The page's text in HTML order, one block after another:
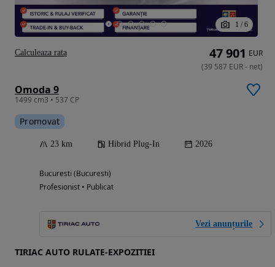
1 / 6
Omoda 9
1499 cm3 • 537 CP
Promovat
23 km Hibrid Plug-In 2026
Bucuresti (Bucuresti)
Profesionist • Publicat
Vezi anunțurile
TIRIAC AUTO RULATE-EXPOZITIEI
47 901 EUR
(39 587 EUR- net)
Calculeaza rata